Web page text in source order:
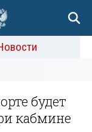
будет
кабмине